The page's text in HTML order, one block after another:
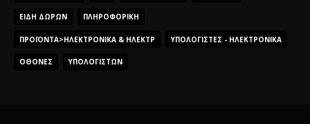
ΕΊΔΗ ΔΏΡΩΝ ΠΛΗΡΟΦΟΡΙΚΉ
ΠΡΟΪΌΝΤΑ>ΗΛΕΚΤΡΟΝΙΚΆ & ΗΛΕΚΤΡ ΥΠΟΛΟΓΙΣΤΈΣ - ΗΛΕΚΤΡΟΝΙΚΆ
ΟΘΌΝΕΣ ΥΠΟΛΟΓΙΣΤΏΝ